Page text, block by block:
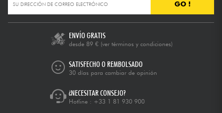
GO !
ENVÍO GRATIS
desde 89 € (ver términos y condiciones)
SATISFECHO O REMBOLSADO
30 días para cambiar de opinión
¿NECESITAR CONSEJO?
Hotline : +33 1 81 930 900